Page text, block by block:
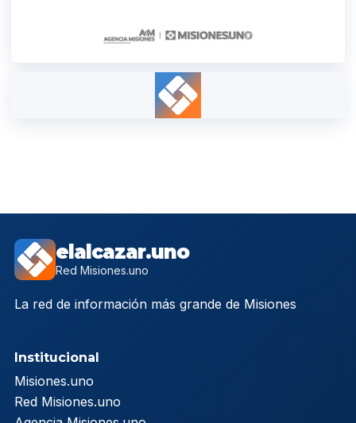
elalcazar.uno
Red Misiones.uno
La red de información más grande de Misiones
Institucional
Misiones.uno
Red Misiones.uno